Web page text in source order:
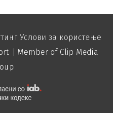
Услови за користење
| Member of Clip Media